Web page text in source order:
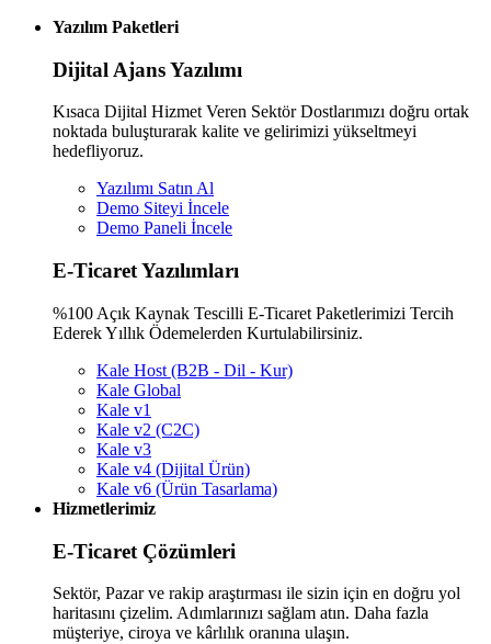
Yazılım Paketleri
Dijital Ajans Yazılımı
Kısaca Dijital Hizmet Veren Sektör Dostlarımızı doğru ortak
noktada buluşturarak kalite ve gelirimizi yükseltmeyi
hedefliyoruz.
Yazılımı Satın Al
Demo Siteyi İncele
Demo Paneli İncele
E-Ticaret Yazılımları
%100 Açık Kaynak Tescilli E-Ticaret Paketlerimizi Tercih
Ederek Yıllık Ödemelerden Kurtulabilirsiniz.
Kale Host (B2B - Dil - Kur)
Kale Global
Kale v1
Kale v2 (C2C)
Kale v3
Kale v4 (Dijital Ürün)
Kale v6 (Ürün Tasarlama)
Hizmetlerimiz
E-Ticaret Çözümleri
Sektör, Pazar ve rakip araştırması ile sizin için en doğru yol
haritasını çizelim. Adımlarınızı sağlam atın. Daha fazla
müşteriye, ciroya ve kârlılık oranına ulaşın.